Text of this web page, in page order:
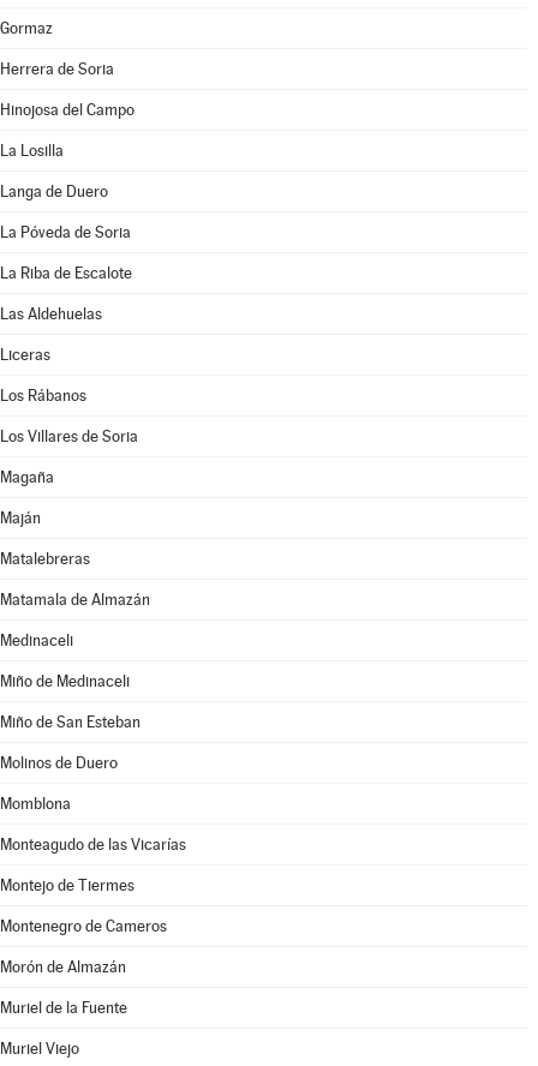
Gormaz
Herrera de Soria
Hinojosa del Campo
La Losilla
Langa de Duero
La Póveda de Soria
La Riba de Escalote
Las Aldehuelas
Liceras
Los Rábanos
Los Villares de Soria
Magaña
Maján
Matalebreras
Matamala de Almazán
Medinaceli
Miño de Medinaceli
Miño de San Esteban
Molinos de Duero
Momblona
Monteagudo de las Vicarías
Montejo de Tiermes
Montenegro de Cameros
Morón de Almazán
Muriel de la Fuente
Muriel Viejo